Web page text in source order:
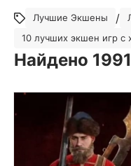
Лучшие Экшены /
10 лучших экшен игр с
Найдено